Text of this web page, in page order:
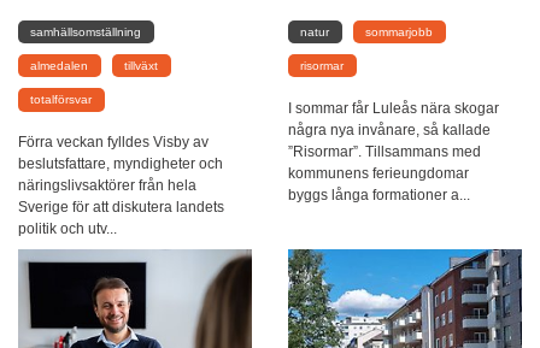
samhällsomställning
almedalen tillväxt
totalförsvar
Förra veckan fylldes Visby av
beslutsfattare, myndigheter och
näringslivsaktörer från hela
Sverige för att diskutera landets
politik och utv...
natur sommarjobb
risormar
I sommar får Luleås nära skogar
några nya invånare, så kallade
”Risormar”. Tillsammans med
kommunens ferieungdomar
byggs långa formationer a...